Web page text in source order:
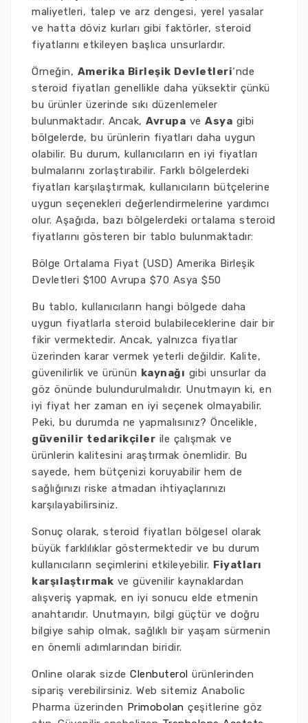
maliyetleri, talep ve arz dengesi, yerel yasalar
ve hatta döviz kurları gibi faktörler, steroid
fiyatlarını etkileyen başlıca unsurlardır.
Örneğin, Amerika Birleşik Devletleri‘nde
steroid fiyatları genellikle daha yüksektir çünkü
bu ürünler üzerinde sıkı düzenlemeler
bulunmaktadır. Ancak, Avrupa ve Asya gibi
bölgelerde, bu ürünlerin fiyatları daha uygun
olabilir. Bu durum, kullanıcıların en iyi fiyatları
bulmalarını zorlaştırabilir. Farklı bölgelerdeki
fiyatları karşılaştırmak, kullanıcıların bütçelerine
uygun seçenekleri değerlendirmelerine yardımcı
olur. Aşağıda, bazı bölgelerdeki ortalama steroid
fiyatlarını gösteren bir tablo bulunmaktadır:
Bölge Ortalama Fiyat (USD) Amerika Birleşik
Devletleri $100 Avrupa $70 Asya $50
Bu tablo, kullanıcıların hangi bölgede daha
uygun fiyatlarla steroid bulabileceklerine dair bir
fikir vermektedir. Ancak, yalnızca fiyatlar
üzerinden karar vermek yeterli değildir. Kalite,
güvenilirlik ve ürünün kaynağı gibi unsurlar da
göz önünde bulundurulmalıdır. Unutmayın ki, en
iyi fiyat her zaman en iyi seçenek olmayabilir.
Peki, bu durumda ne yapmalısınız? Öncelikle,
güvenilir tedarikçiler ile çalışmak ve
ürünlerin kalitesini araştırmak önemlidir. Bu
sayede, hem bütçenizi koruyabilir hem de
sağlığınızı riske atmadan ihtiyaçlarınızı
karşılayabilirsiniz.
Sonuç olarak, steroid fiyatları bölgesel olarak
büyük farklılıklar göstermektedir ve bu durum
kullanıcıların seçimlerini etkileyebilir. Fiyatları
karşılaştırmak ve güvenilir kaynaklardan
alışveriş yapmak, en iyi sonucu elde etmenin
anahtarıdır. Unutmayın, bilgi güçtür ve doğru
bilgiye sahip olmak, sağlıklı bir yaşam sürmenin
en önemli adımlarından biridir.
Online olarak sizde Clenbuterol ürünlerinden
sipariş verebilirsiniz. Web sitemiz Anabolic
Pharma üzerinden Primobolan çeşitlerine göz